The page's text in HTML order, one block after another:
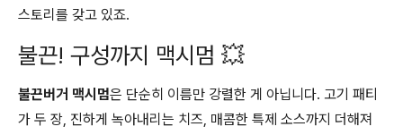
스토리를 갖고 있죠.
불끈! 구성까지 맥시멈 💥
불끈버거 맥시멈은 단순히 이름만 강렬한 게 아닙니다. 고기 패티
가 두 장, 진하게 녹아내리는 치즈, 매콤한 특제 소스까지 더해져